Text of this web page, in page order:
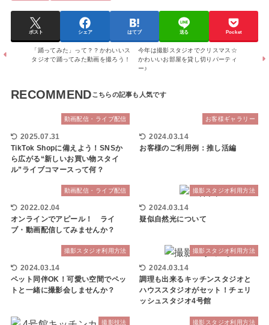
ポスト シェア はてブ 送る Pocket
「踊ってみた」って？？かわいいス
タジオで踊ってみた動画を撮ろう！
今年は撮影スタジオでクリスマス☆
かわいいお部屋を貸し切りパーティ
ー♪
RECOMMEND
動画配信・ライブ配信
2025.07.31
TikTok Shopに備えよう！SNSか
ら広がる“新しいお買い物スタイ
ル”ライブコマースって何？
お客様ギャラリー
2024.03.14
お客様のご利用例：推し活編
動画配信・ライブ配信
2022.02.04
オンラインでアピール！ ライ
ブ・動画配信してみませんか？
撮影スタジオ利用方法
2024.03.14
疑似自然光について
撮影スタジオ利用方法
2024.03.14
ペット同伴OK！可愛い空間でペッ
トと一緒に撮影会しませんか？
撮影スタジオ利用方法
2024.03.14
調理も出来るキッチンスタジオと
ハウススタジオがセット！チェリ
ッシュスタジオ4号館
撮影技法 撮影スタジオ利用方法